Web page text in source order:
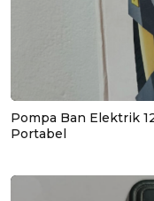
Pompa Ban Elektrik
Portabel